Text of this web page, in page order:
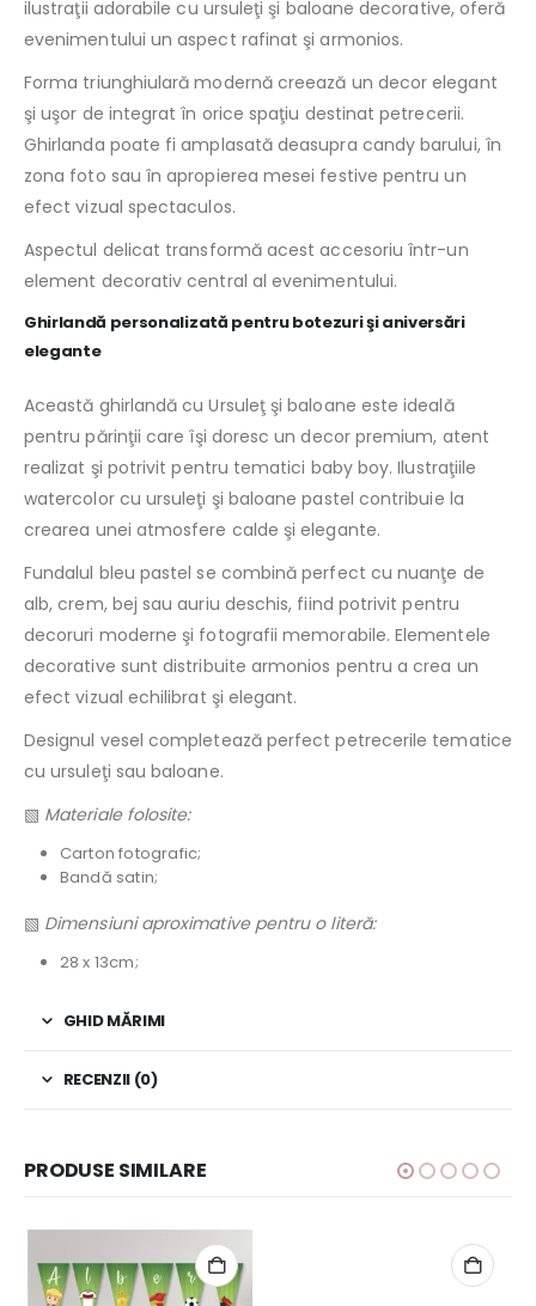
ilustraţii adorabile cu ursuleţi şi baloane decorative, oferă
evenimentului un aspect rafinat şi armonios.
Forma triunghiulară modernă creează un decor elegant
şi uşor de integrat în orice spaţiu destinat petrecerii.
Ghirlanda poate fi amplasată deasupra candy barului, în
zona foto sau în apropierea mesei festive pentru un
efect vizual spectaculos.
Aspectul delicat transformă acest accesoriu într-un
element decorativ central al evenimentului.
Ghirlandă personalizată pentru botezuri şi aniversări
elegante
Această ghirlandă cu Ursuleţ şi baloane este ideală
pentru părinţii care îşi doresc un decor premium, atent
realizat şi potrivit pentru tematici baby boy. Ilustraţiile
watercolor cu ursuleţi şi baloane pastel contribuie la
crearea unei atmosfere calde şi elegante.
Fundalul bleu pastel se combină perfect cu nuanţe de
alb, crem, bej sau auriu deschis, fiind potrivit pentru
decoruri moderne şi fotografii memorabile. Elementele
decorative sunt distribuite armonios pentru a crea un
efect vizual echilibrat şi elegant.
Designul vesel completează perfect petrecerile tematice
cu ursuleţi sau baloane.
▧ Materiale folosite:
Carton fotografic;
Bandă satin;
▧ Dimensiuni aproximative pentru o literă:
28 x 13cm;
GHID MĂRIMI
RECENZII (0)
PRODUSE SIMILARE